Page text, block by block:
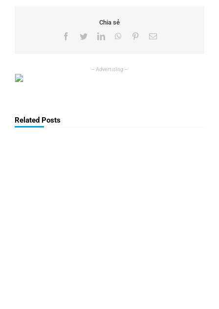
Chia sẻ
Facebook
TwitterLinkedInWhatsApp
PinterestEmail
Related Posts